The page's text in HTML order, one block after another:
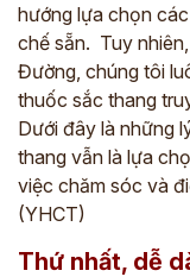
hướng lựa chọn
chế sẵn. Tuy
Đường, chúng tôi
thuốc sắc thang
Dưới đây là những
thang vẫn là lựa
việc chăm sóc và
(YHCT)
Thứ nhất, dễ